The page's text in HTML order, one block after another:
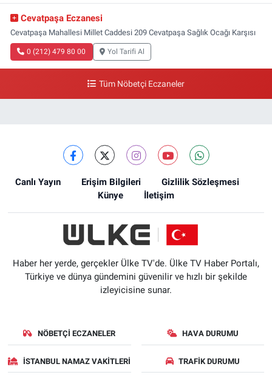
Cevatpaşa Eczanesi
Cevatpaşa Mahallesi Millet Caddesi 209 Cevatpaşa Sağlık Ocağı Karşısı
0 (212) 479 80 00 Yol Tarifi Al
Tüm Nöbetçi Eczaneler
Canlı Yayın Erişim Bilgileri
Gizlilik Sözleşmesi
Künye
İletişim
Haber her yerde, gerçekler Ülke TV'de. Ülke TV Haber Portalı,
Türkiye ve dünya gündemini güvenilir ve hızlı bir şekilde
izleyicisine sunar.
NÖBETÇI ECZANELER HAVA DURUMU
İSTANBUL NAMAZ VAKITLERI TRAFIK DURUMU